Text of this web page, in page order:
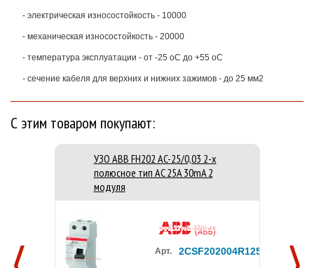
- электрическая износостойкость - 10000
- механическая износостойкость - 20000
- температура эксплуатации - от -25 оС до +55 оС
- сечение кабеля для верхних и нижних зажимов - до 25 мм2
С этим товаром покупают:
УЗО ABB FH202 AC-25/0,03 2-х
полюсное тип AC 25A 30mA 2
модуля
Арт. 2CSF202004R1250